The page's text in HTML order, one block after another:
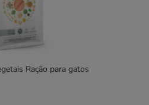
Ração para gatos